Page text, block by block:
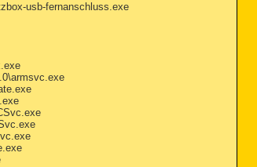
usb-fernanschluss.exe